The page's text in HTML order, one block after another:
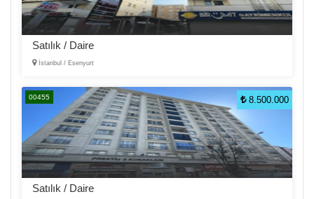
Satılık / Daire
İstanbul / Esenyurt
00455 8.500.000
Satılık / Daire